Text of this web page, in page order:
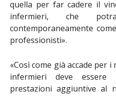
quella per far cadere il
infermieri, che
contemporaneamente
professionisti».
«Così come già accade per
infermieri deve essere
prestazioni aggiuntive al